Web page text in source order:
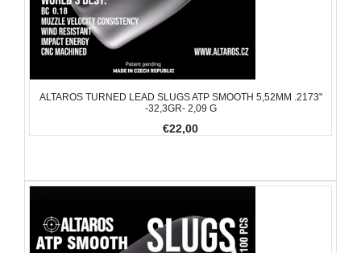
ALTAROS TURNED LEAD SLUGS ATP SMOOTH 5,52MM .2173"
-32,3GR- 2,09 G
€22,00